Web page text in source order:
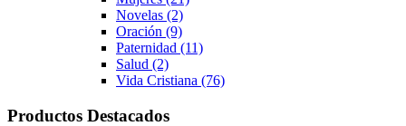
Novelas (2)
Oración (9)
Paternidad (11)
Salud (2)
Vida Cristiana (76)
Productos Destacados